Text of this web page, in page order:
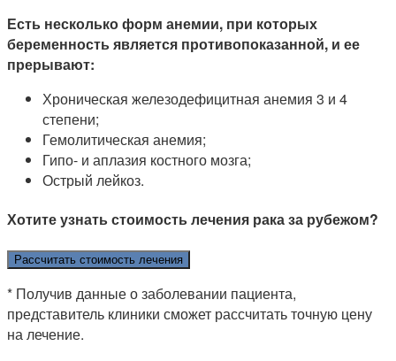
Есть несколько форм анемии, при которых
беременность является противопоказанной, и ее
прерывают:
Хроническая железодефицитная анемия 3 и 4
степени;
Гемолитическая анемия;
Гипо- и аплазия костного мозга;
Острый лейкоз.
Хотите узнать стоимость лечения рака за рубежом?
Рассчитать стоимость лечения
* Получив данные о заболевании пациента,
представитель клиники сможет рассчитать точную цену
на лечение.